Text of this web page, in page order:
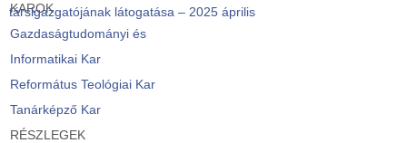
KAROK
Gazdaságtudományi és
Informatikai Kar
Református Teológiai Kar
Tanárképző Kar
RÉSZLEGEK
társigazgatójának látogatása – 2025 április